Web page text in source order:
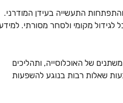
התעשייה בעידן המודרני.
לגידול מקומי ולסחר מסורתי.
של האוכלוסייה, ותהליכים
שאלות רבות בנוגע להשפעות